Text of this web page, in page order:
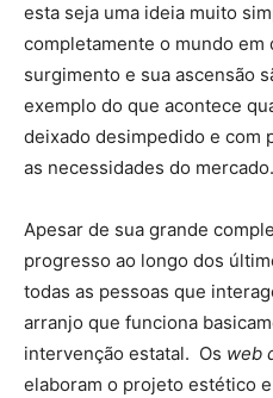
esta seja uma ideia muito
completamente o mundo
surgimento e sua ascensão
exemplo do que acontece
deixado desimpedido e com
as necessidades do mercado.
Apesar de sua grande
progresso ao longo dos
todas as pessoas que
arranjo que funciona
intervenção estatal. Os web
elaboram o projeto estético